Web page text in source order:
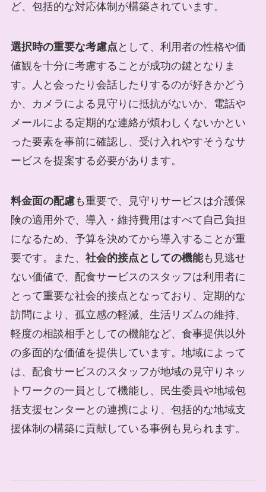
ど、包括的な対応体制が構築されています。
選択時の重要な考慮点 として、利用者の性格や価
値観を十分に考慮することが成功の鍵となりま
す。人と会ったり会話したりするのが好きかどう
か、カメラによる見守りに抵抗がないか、電話や
メールによる定期的な連絡が煩わしくないかとい
った要素を事前に確認し、受け入れやすそうなサ
ービスを提案する必要があります。
料金面の配慮も重要で、見守りサービスは介護保
険の適用外で、導入・維持費用はすべて自己負担
になるため、予算を決めてから導入することが重
要です。また、 社会的接点としての機能も見逃せ
ない価値で、配食サービスのスタッフは利用者に
とって重要な社会的接点となっており、定期的な
訪問により、孤立感の軽減、生活リズムの維持、
軽度の相談相手としての機能など、食事提供以外
の多面的な価値を提供しています。地域によって
は、配食サービスのスタッフが地域の見守りネッ
トワークの一員として機能し、民生委員や地域包
括支援センターとの連携により、包括的な地域支
援体制の構築に貢献している事例も見られます。